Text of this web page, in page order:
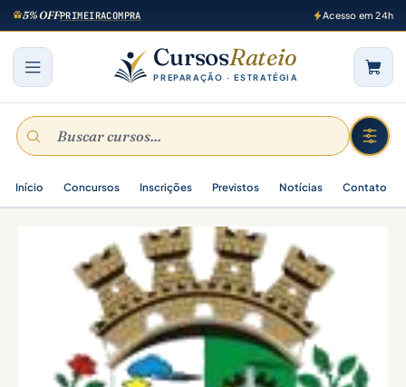
5% OFFPRIMEIRACOMPRA Acesso em 24h
CursosRateio
PREPARAÇÃO · ESTRATÉGIA
Início Concursos Inscrições Previstos Notícias Contato